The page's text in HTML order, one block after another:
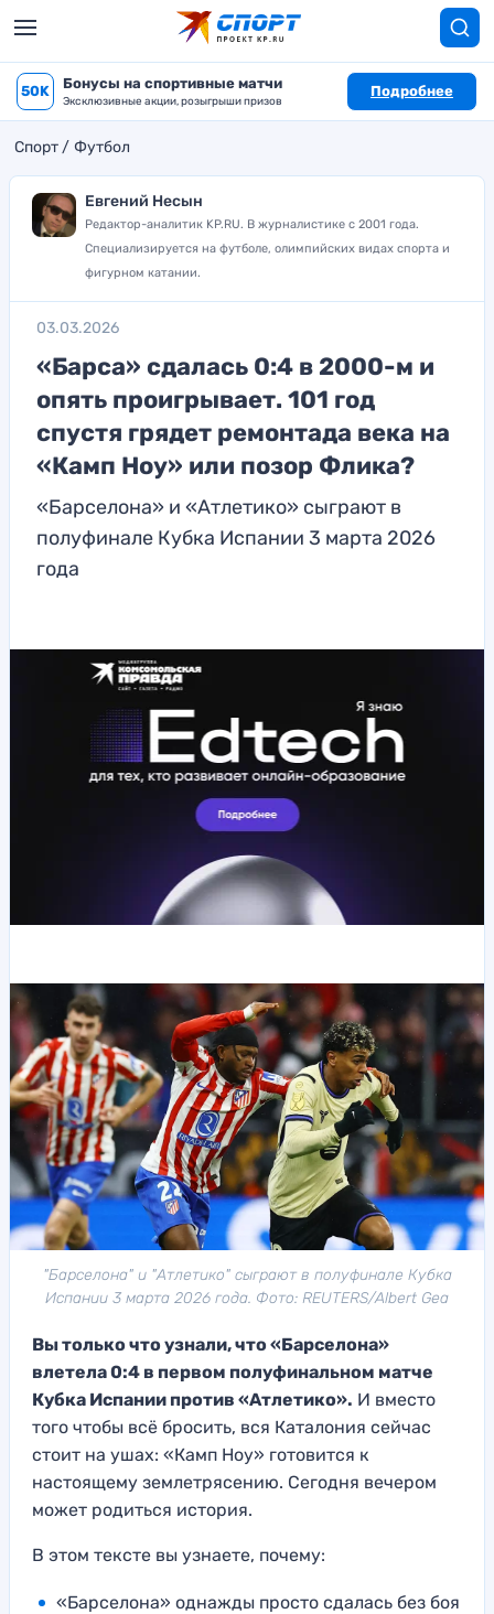
50K Бонусы на спортивные матчи
Эксклюзивные акции, розыгрыши призов
Подробнее
Спорт Футбол
Евгений Несын
Редактор-аналитик KP.RU. В журналистике с 2001 года.
Специализируется на футболе, олимпийских видах спорта и
фигурном катании.
03.03.2026
«Барса» сдалась 0:4 в 2000-м и
опять проигрывает. 101 год
спустя грядет ремонтада века на
«Камп Ноу» или позор Флика?
«Барселона» и «Атлетико» сыграют в
полуфинале Кубка Испании 3 марта 2026
года
"Барселона" и "Атлетико" сыграют в полуфинале Кубка
Испании 3 марта 2026 года. Фото: REUTERS/Albert Gea
Вы только что узнали, что «Барселона»
влетела 0:4 в первом полуфинальном матче
Кубка Испании против «Атлетико». И вместо
того чтобы всё бросить, вся Каталония сейчас
стоит на ушах: «Камп Ноу» готовится к
настоящему землетрясению. Сегодня вечером
может родиться история.
В этом тексте вы узнаете, почему:
«Барселона» однажды просто сдалась без боя